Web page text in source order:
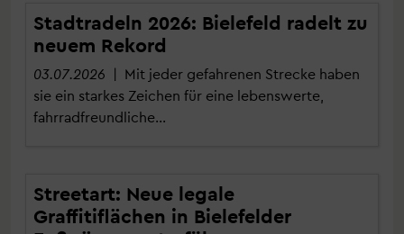
Stadtradeln 2026: Bielefeld radelt zu
neuem Rekord
03.07.2026 | Mit jeder gefahrenen Strecke haben
sie ein starkes Zeichen für eine lebenswerte,
fahrradfreundliche…
Streetart: Neue legale
Graffitiflächen in Bielefelder